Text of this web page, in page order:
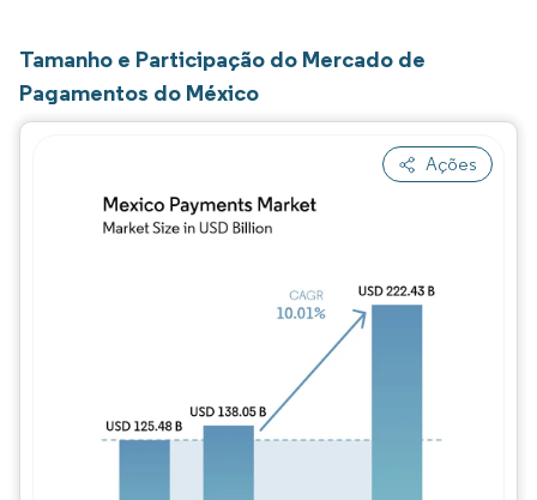
Tamanho e Participação do Mercado de
Pagamentos do México
Ações